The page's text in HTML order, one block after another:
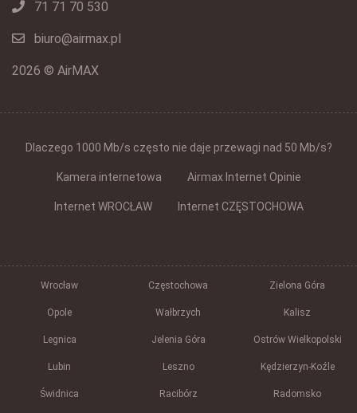
71 71 70 530
biuro@airmax.pl
2026 © AirMAX
Dlaczego 1000 Mb/s często nie daje przewagi nad 50 Mb/s?
Kamera internetowa Airmax Internet Opinie
Internet WROCŁAW Internet CZĘSTOCHOWA
Wrocław Częstochowa Zielona Góra
Opole Wałbrzych Kalisz
Legnica Jelenia Góra Ostrów Wielkopolski
Lubin Leszno Kędzierzyn-Koźle
Świdnica Racibórz Radomsko